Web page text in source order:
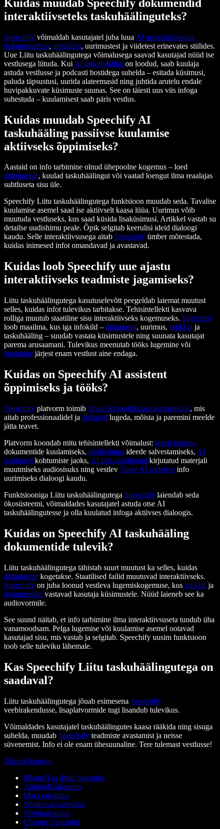
Kuidas muudab Speechify dokumendid
interaktiivseteks taskuhäälinguteks?
Speechify võimaldab kasutajatel juba luua AI taskuhäälinguid
dokumentidest, artiklitest, uurimustest ja viidetest erinevates stiilides.
Uue Liitu taskuhäälingutega võimalusega saavad kasutajad nüüd ise
vestlusega liituda. Kui AI taskuhääling on loodud, saab kuulaja
astuda vestlusse ja podcasti hostidega suhelda – esitada küsimusi,
paluda täpsustusi, uurida alateemasid ning juhtida arutelu endale
huvipakkuvate küsimuste suunas. See on täiesti uus viis infoga
suhestuda – kuulamisest saab päris vestlus.
Kuidas muudab Speechify AI
taskuhääling passiivse kuulamise
aktiivseks õppimiseks?
Aastaid on info tarbimine olnud ühepoolne kogemus – loed
dokumente, kuulad taskuhäälingut või vaatad loengut ilma reaalajas
suhtluseta sisu üle.
Speechify Liitu taskuhäälingutega funktsioon muudab seda. Tavalise
kuulamise asemel saad ise aktiivselt kaasa lüüa. Uurimus võib
muutuda vestluseks, kus saad küsida lisaküsimusi. Artikkel vastab su
detailse uudishimu peale. Õpik selgitab keerulisi ideid dialoogi
kaudu. Selle interaktiivsusega aitab Speechify ümber mõtestada,
kuidas inimesed infot omandavad ja avastavad.
Kuidas loob Speechify uue ajastu
interaktiivseks teadmiste jagamiseks?
Liitu taskuhäälingutega kasutuselevõtt peegeldab laiemat muutust
selles, kuidas infot tulevikus tarbitakse. Tehisintellekti kasvava
rolliga muutub staatiline sisu interaktiivseks kogemuseks. Speechify
loob maailma, kus iga infokild – dokument, uurimus, artikkel ja
taskuhääling – suudab vastata küsimustele ning suunata kasutajat
parema arusaamani. Tulevikus meenutab tööks lugemine või
õppimine järjest enam vestlust aine endaga.
Kuidas on Speechify AI assistent
õppimiseks ja tööks?
Speechify platvorm toimib Voice AI tootlikkuse assistendina, mis
aitab professionaalidel ja õpilastel lugeda, mõista ja paremini meelde
jätta teavet.
Platvorm koondab mitu tehisintellekti võimalust: teksti kõneks
dokumentide kuulamiseks, häälkirjutus ideede salvestamiseks, AI
märkmed kohtumiste jaoks, AI taskuhäälingud kirjutatud materjali
muutmiseks audiosisuks ning vestlev Voice AI assistent info
uurimiseks dialoogi kaudu.
Funktsiooniga Liitu taskuhäälingutega Speechify laiendab seda
ökosüsteemi, võimaldades kasutajatel astuda otse AI
taskuhäälingutesse ja olla kuulatud infoga aktiivses dialoogis.
Kuidas on Speechify AI taskuhääling
dokumentide tulevik?
Liitu taskuhäälingutega tähistab suurt muutust ka selles, kuidas
dokumente kogetakse. Staatilised failid muutuvad interaktiivseks.
Speechify on juba loonud vestleva lugemiskogemuse, kus artiklid ja
dokumendid vastavad kasutaja küsimustele. Nüüd laieneb see ka
audiovormile.
See suund näitab, et info tarbimine ilma interaktiivsuseta tundub üha
vanamoodsam. Pelga lugemise või kuulamise asemel ootavad
kasutajad sisu, mis vastab ja selgitab. Speechify uusim funktsioon
toob selle tuleviku lähemale.
Kas Speechify Liitu taskuhäälingutega on
saadaval?
Liitu taskuhäälingutega jõuab esimesena Speechify
veebirakendusse, lisaplatvormide tugi lisandub tulevikus.
Võimaldades kasutajatel taskuhäälingutes kaasa rääkida ning sisuga
suhelda, muudab Speechify teadmiste avastamist ja neisse
süvenemist. Info ei ole enam ühesuunaline. Tere tulemast vestlusse!
Tekstist kõneks
iPhone’i ja iPadi rakendus
Androidi rakendus
Maci rakendus
Windowsi rakendus
Veebirakendus
Chrome’i laiendus